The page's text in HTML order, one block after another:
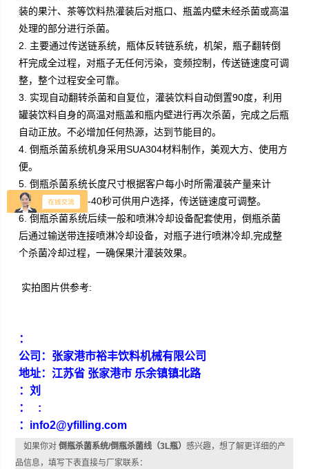
装的果汁、茶等饮料热灌装后对瓶口、瓶盖内壁未经杀菌或高温
处理的部分进行杀菌。
2. 主要通过传送链系统，瓶体反转链系统，机架，瓶子翻转倒
杆完成全过程，对瓶子无任何污染，变频控制，传送链速度可调
整，整个过程安全可靠。
3. 实现自动翻转杀菌和自复位，灌装饮料自动倒置90度，利用
罐装饮料自身的高温对瓶盖和瓶内壁进行再次杀菌，完成之后瓶
自动正放。不必增加任何热源，达到节能目的。
4. 倒瓶杀菌系统机身采用SUA304材料制作，美观大方、使用方
便。
5. 倒瓶杀菌系统长度尺寸根据客户每小时所需灌装产量来计
算，杀菌时间15-40秒可供用户选择，传送链速度可调整。
6. 倒瓶杀菌系统后续一般和喷淋冷却设备配套使用，倒瓶杀菌
后通过输送带连接喷淋冷却设备，对瓶子进行喷淋冷却,完成整
个杀菌冷却过程，一确保果汁灌装效果。
实拍图片供参考:
：
公司：张家港市裕丰饮料机械有限公司
地址：江苏省 张家港市 乐余镇镇北路
：刘
： :
：info2@yfilling.com
如果你对倒瓶杀菌系统/倒瓶杀菌线（3L瓶）感兴趣，想了解更详细的产
品信息，填写下表直接与厂家联系：